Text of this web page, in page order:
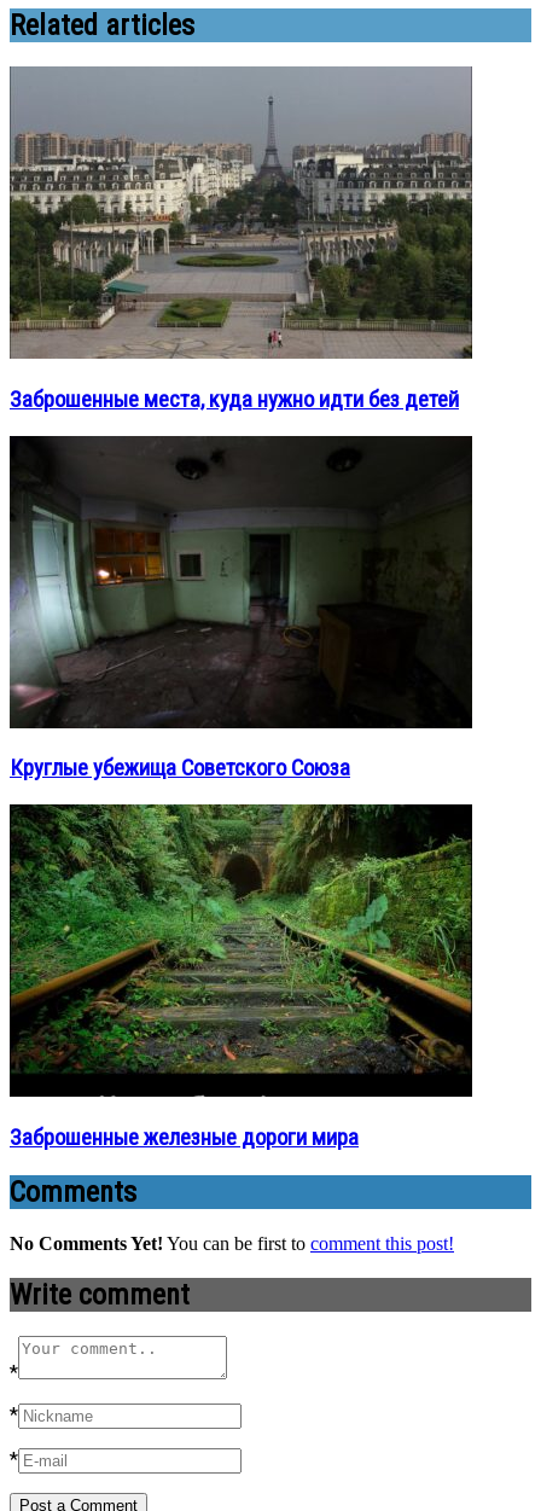
Related articles
Заброшенные места, куда нужно идти без детей
Круглые убежища Советского Союза
Заброшенные железные дороги мира
Comments
No Comments Yet! You can be first to comment this post!
Write comment
*
*
*